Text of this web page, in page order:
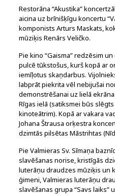
Restorāna “Akustika”
aicina uz brīnišķīgu koncertu
komponists Arturs Maskats,
mūziķis Renārs Veličko.
Pie kino “Gaisma” redzēsim
pulcē tūkstošus, kurš kopā ar
iemīļotus skaņdarbus.
labprāt piekrita vēl nebijušai
demonstrēšanai uz lielā
Rīgas ielā (satiksmei būs
kinoteātrim). Kopā ar vakara
Johana Štrausa orķestra
dzimtās pilsētas Māstrihtas
Pie Valmieras Sv. Sīmaņa
slavēšanas norise, kristīgās
luterāņu draudzes mūziķis un
ģimeni, Valmieras luterāņu
slavēšanas grupa “Savs laiks”